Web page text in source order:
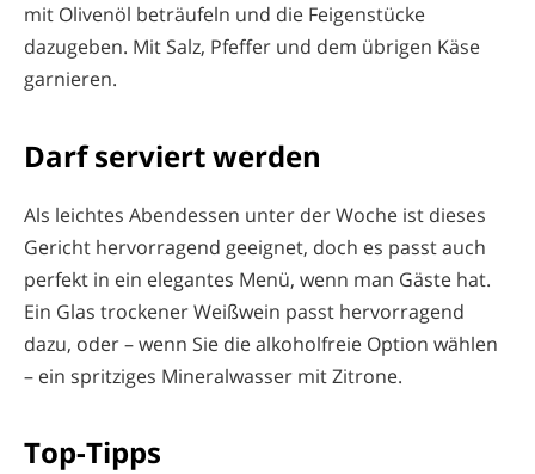
mit Olivenöl beträufeln und die Feigenstücke
dazugeben. Mit Salz, Pfeffer und dem übrigen Käse
garnieren.
Darf serviert werden
Als leichtes Abendessen unter der Woche ist dieses
Gericht hervorragend geeignet, doch es passt auch
perfekt in ein elegantes Menü, wenn man Gäste hat.
Ein Glas trockener Weißwein passt hervorragend
dazu, oder – wenn Sie die alkoholfreie Option wählen
– ein spritziges Mineralwasser mit Zitrone.
Top-Tipps